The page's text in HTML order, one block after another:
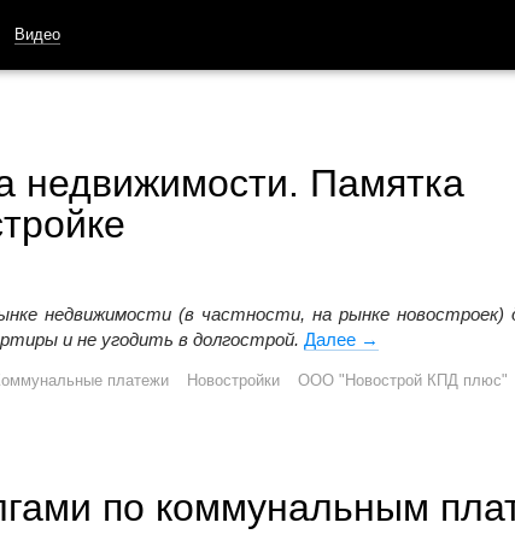
Видео
недвижимости. Памятка
недвижимости (в частности, на рынке новостроек)
и не угодить в долгострой. Далее Сравнительный
→
платежи Новостройки ООО "Новострой КПД плюс"
по коммунальным